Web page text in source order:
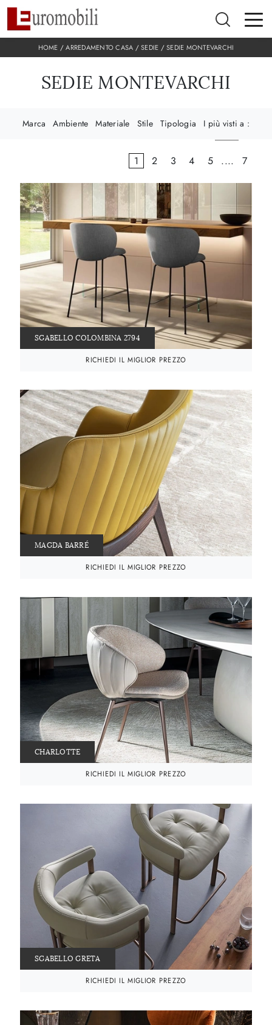
HOME /ARREDAMENTO CASA /SEDIE /SEDIE MONTEVARCHI
SEDIE MONTEVARCHI
Marca Ambiente Materiale Stile Tipologia I più visti a :
1 2 3 4 5 .... 7
SGABELLO COLOMBINA 2794
RICHIEDI IL MIGLIOR PREZZO
MAGDA BARRÉ
RICHIEDI IL MIGLIOR PREZZO
CHARLOTTE
RICHIEDI IL MIGLIOR PREZZO
SGABELLO GRETA
RICHIEDI IL MIGLIOR PREZZO